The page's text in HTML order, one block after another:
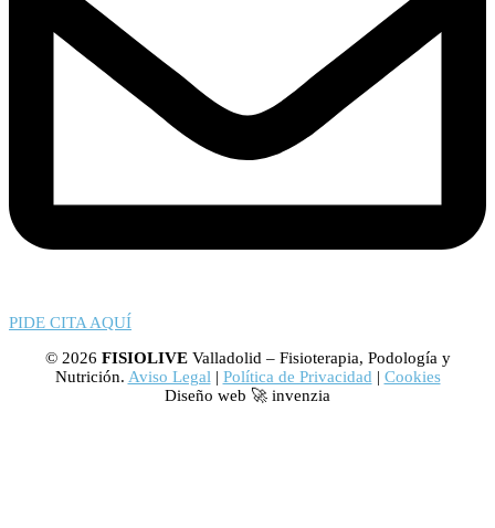
PIDE CITA AQUÍ
© 2026 FISIOLIVEValladolid – Fisioterapia, Podología y
Nutrición. Aviso Legal | Política de Privacidad | Cookies
Diseño web 🚀 invenzia